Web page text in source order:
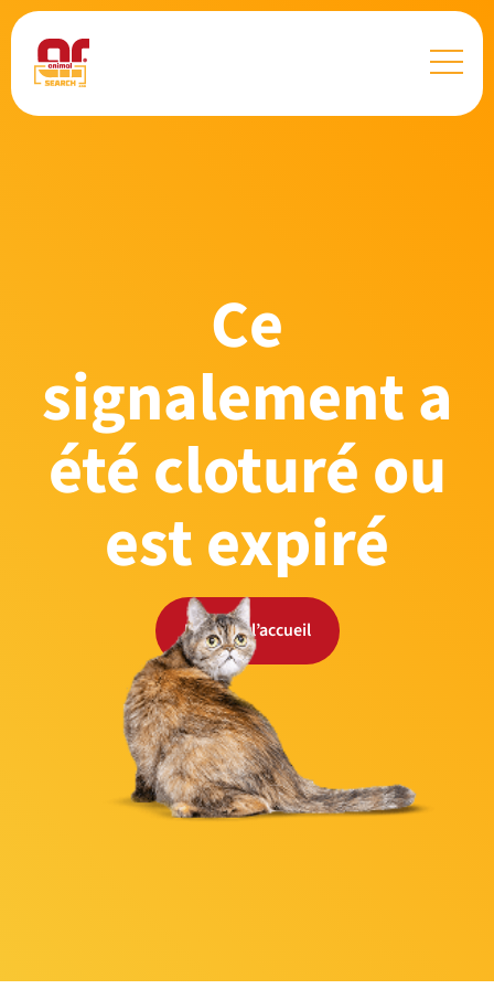
Ce
signalement a
été cloturé ou
est expiré
Retour à l’accueil